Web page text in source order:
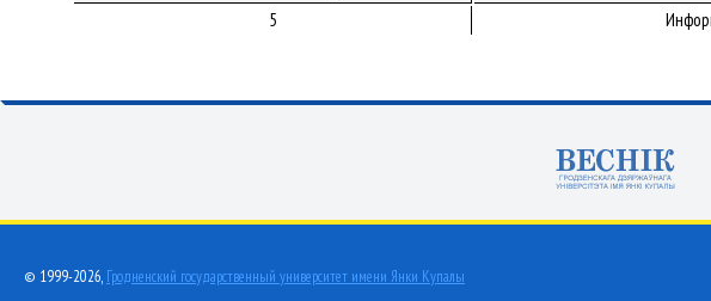
5
© 1999-2026, Гродненский государственный университет имени Янки Купалы